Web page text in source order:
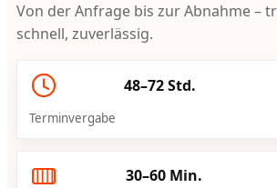
Von der Anfrage bis zur Abnahme –
schnell, zuverlässig.
48–72 Std.
Terminvergabe
30–60 Min.